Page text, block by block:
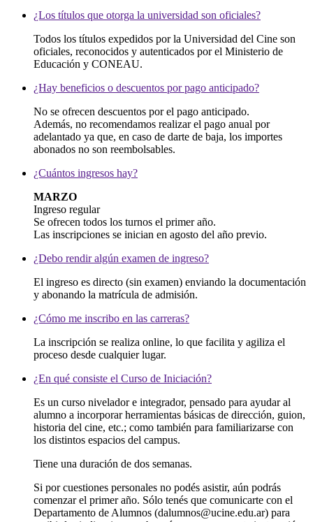
¿Los títulos que otorga la universidad son oficiales?
Todos los títulos expedidos por la Universidad del Cine son
oficiales, reconocidos y autenticados por el Ministerio de
Educación y CONEAU.
¿Hay beneficios o descuentos por pago anticipado?
No se ofrecen descuentos por el pago anticipado.
Además, no recomendamos realizar el pago anual por
adelantado ya que, en caso de darte de baja, los importes
abonados no son reembolsables.
¿Cuántos ingresos hay?
MARZO
Ingreso regular
Se ofrecen todos los turnos el primer año.
Las inscripciones se inician en agosto del año previo.
¿Debo rendir algún examen de ingreso?
El ingreso es directo (sin examen) enviando la documentación
y abonando la matrícula de admisión.
¿Cómo me inscribo en las carreras?
La inscripción se realiza online, lo que facilita y agiliza el
proceso desde cualquier lugar.
¿En qué consiste el Curso de Iniciación?
Es un curso nivelador e integrador, pensado para ayudar al
alumno a incorporar herramientas básicas de dirección, guion,
historia del cine, etc.; como también para familiarizarse con
los distintos espacios del campus.
Tiene una duración de dos semanas.
Si por cuestiones personales no podés asistir, aún podrás
comenzar el primer año. Sólo tenés que comunicarte con el
Departamento de Alumnos (dalumnos@ucine.edu.ar) para